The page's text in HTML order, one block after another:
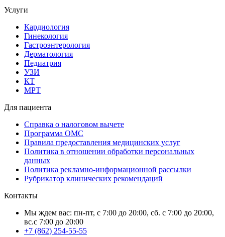
Услуги
Кардиология
Гинекология
Гастроэнтерология
Дерматология
Педиатрия
УЗИ
КТ
МРТ
Для пациента
Справка о налоговом вычете
Программа ОМС
Правила предоставления медицинских услуг
Политика в отношении обработки персональных
данных
Политика рекламно-информационной рассылки
Рубрикатор клинических рекомендаций
Контакты
Мы ждем вас: пн-пт, с 7:00 до 20:00, сб. с 7:00 до 20:00,
вс.с 7:00 до 20:00
+7 (862) 254-55-55